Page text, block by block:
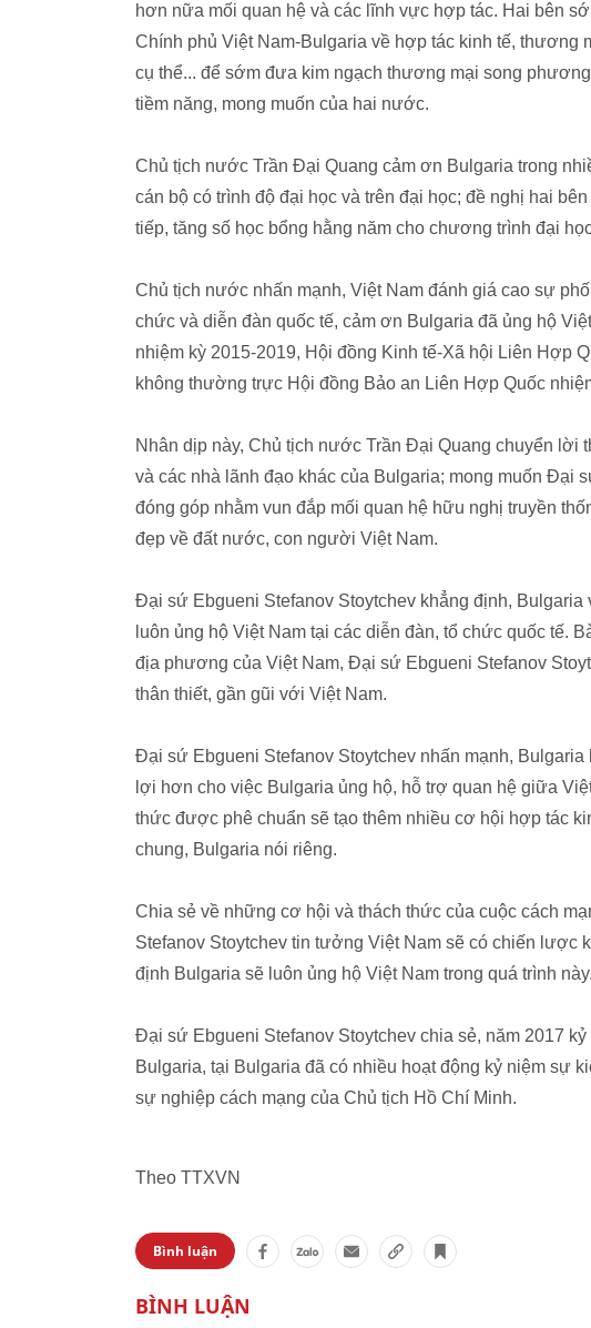
hơn nữa mối quan hệ và các lĩnh vực hợp tác. Hai bên
Chính phủ Việt Nam-Bulgaria về hợp tác kinh tế, thương
cụ thể... để sớm đưa kim ngạch thương mại song
tiềm năng, mong muốn của hai nước.
Chủ tịch nước Trần Đại Quang cảm ơn Bulgaria trong
cán bộ có trình độ đại học và trên đại học; đề nghị hai
tiếp, tăng số học bổng hằng năm cho chương trình đại
Chủ tịch nước nhấn mạnh, Việt Nam đánh giá cao sự
chức và diễn đàn quốc tế, cảm ơn Bulgaria đã ủng hộ
nhiệm kỳ 2015-2019, Hội đồng Kinh tế-Xã hội Liên Hợp
không thường trực Hội đồng Bảo an Liên Hợp Quốc
Nhân dịp này, Chủ tịch nước Trần Đại Quang chuyển lời
và các nhà lãnh đạo khác của Bulgaria; mong muốn Đại
đóng góp nhằm vun đắp mối quan hệ hữu nghị truyền
đẹp về đất nước, con người Việt Nam.
Đại sứ Ebgueni Stefanov Stoytchev khẳng định,
luôn ủng hộ Việt Nam tại các diễn đàn, tổ chức quốc tế.
địa phương của Việt Nam, Đại sứ Ebgueni Stefanov
thân thiết, gần gũi với Việt Nam.
Đại sứ Ebgueni Stefanov Stoytchev nhấn mạnh,
lợi hơn cho việc Bulgaria ủng hộ, hỗ trợ quan hệ giữa
thức được phê chuẩn sẽ tạo thêm nhiều cơ hội hợp tác
chung, Bulgaria nói riêng.
Chia sẻ về những cơ hội và thách thức của cuộc cách
Stefanov Stoytchev tin tưởng Việt Nam sẽ có chiến
định Bulgaria sẽ luôn ủng hộ Việt Nam trong quá trình này.
Đại sứ Ebgueni Stefanov Stoytchev chia sẻ, năm 2017
Bulgaria, tại Bulgaria đã có nhiều hoạt động kỷ niệm sự
sự nghiệp cách mạng của Chủ tịch Hồ Chí Minh.
Theo TTXVN
Bình luận